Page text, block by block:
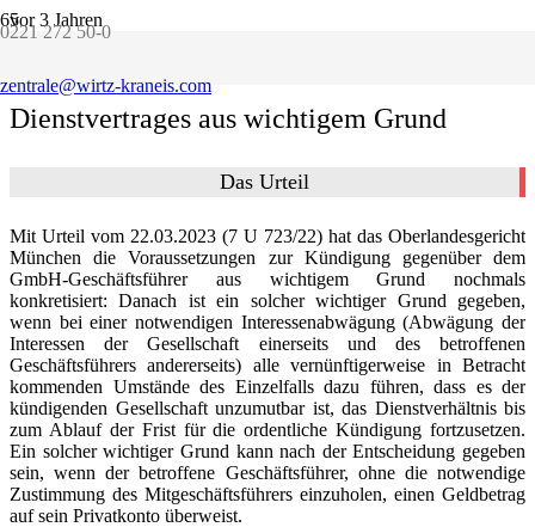
0221 272 50-0
zentrale@wirtz-kraneis.com
vor 3 Jahren
Kündigung des Geschäftsführer-
Dienstvertrages aus wichtigem Grund
Das Urteil
Mit Urteil vom 22.03.2023 (7 U 723/22) hat das Oberlandesgericht
München die Voraussetzungen zur Kündigung gegenüber dem
GmbH-Geschäftsführer aus wichtigem Grund nochmals
konkretisiert: Danach ist ein solcher wichtiger Grund gegeben,
wenn bei einer notwendigen Interessenabwägung (Abwägung der
Interessen der Gesellschaft einerseits und des betroffenen
Geschäftsführers andererseits) alle vernünftigerweise in Betracht
kommenden Umstände des Einzelfalls dazu führen, dass es der
kündigenden Gesellschaft unzumutbar ist, das Dienstverhältnis bis
zum Ablauf der Frist für die ordentliche Kündigung fortzusetzen.
Ein solcher wichtiger Grund kann nach der Entscheidung gegeben
sein, wenn der betroffene Geschäftsführer, ohne die notwendige
Zustimmung des Mitgeschäftsführers einzuholen, einen Geldbetrag
auf sein Privatkonto überweist.